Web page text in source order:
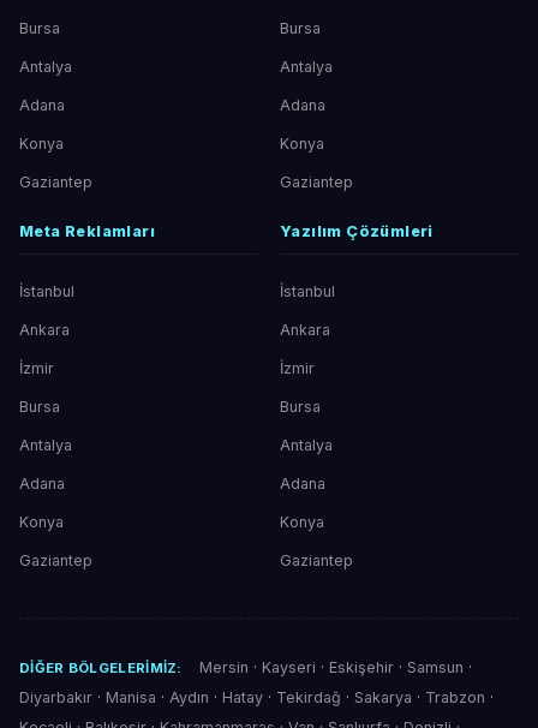
Bursa
Antalya
Adana
Konya
Gaziantep
Bursa
Antalya
Adana
Konya
Gaziantep
Meta Reklamları
İstanbul
Ankara
İzmir
Bursa
Antalya
Adana
Konya
Gaziantep
Yazılım Çözümleri
İstanbul
Ankara
İzmir
Bursa
Antalya
Adana
Konya
Gaziantep
DIĞER BÖLGELERIMIZ: Mersin · Kayseri · Eskişehir· Samsun ·
Diyarbakır · Manisa · Aydın · Hatay · Tekirdağ · Sakarya · Trabzon ·